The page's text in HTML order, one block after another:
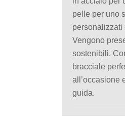
pelle per uno
personalizzati
Vengono
sostenibili.
bracciale
all’occasione
guida.